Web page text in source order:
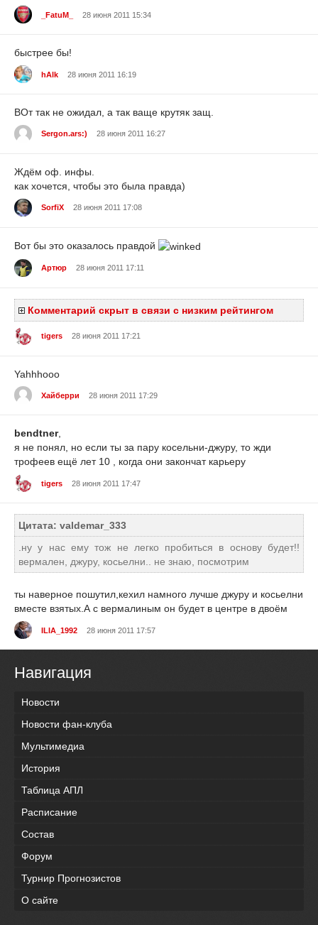
_FatuM_ 28 июня 2011 15:34
быстрее бы!
hAlk 28 июня 2011 16:19
ВОт так не ожидал, а так ваще крутяк защ.
Sergon.ars:) 28 июня 2011 16:27
Ждём оф. инфы.
как хочется, чтобы это была правда)
SorfiX 28 июня 2011 17:08
Вот бы это оказалось правдой
Артюр 28 июня 2011 17:11
Комментарий скрыт в связи с низким рейтингом
tigers 28 июня 2011 17:21
Yahhhooo
Хайберри 28 июня 2011 17:29
bendtner,
я не понял, но если ты за пару косельни-джуру, то жди
трофеев ещё лет 10 , когда они закончат карьеру
tigers 28 июня 2011 17:47
Цитата: valdemar_333
.ну у нас ему тож не легко пробиться в основу будет!!
вермален, джуру, косьелни.. не знаю, посмотрим
ты наверное пошутил,кехил намного лучше джуру и косьелни
вместе взятых.А с вермалиным он будет в центре в двоём
ILIA_1992 28 июня 2011 17:57
Навигация
Новости
Новости фан-клуба
Мультимедиа
История
Таблица АПЛ
Расписание
Состав
Форум
Турнир Прогнозистов
О сайте